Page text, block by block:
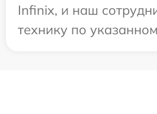
Infinix, и наш
технику по